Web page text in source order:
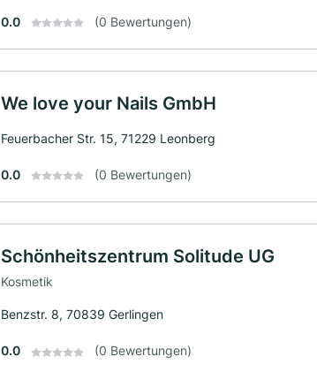
0.0 (0 Bewertungen)
We love your Nails GmbH
Feuerbacher Str. 15, 71229 Leonberg
0.0 (0 Bewertungen)
Schönheitszentrum Solitude UG
Kosmetik
Benzstr. 8, 70839 Gerlingen
0.0 (0 Bewertungen)